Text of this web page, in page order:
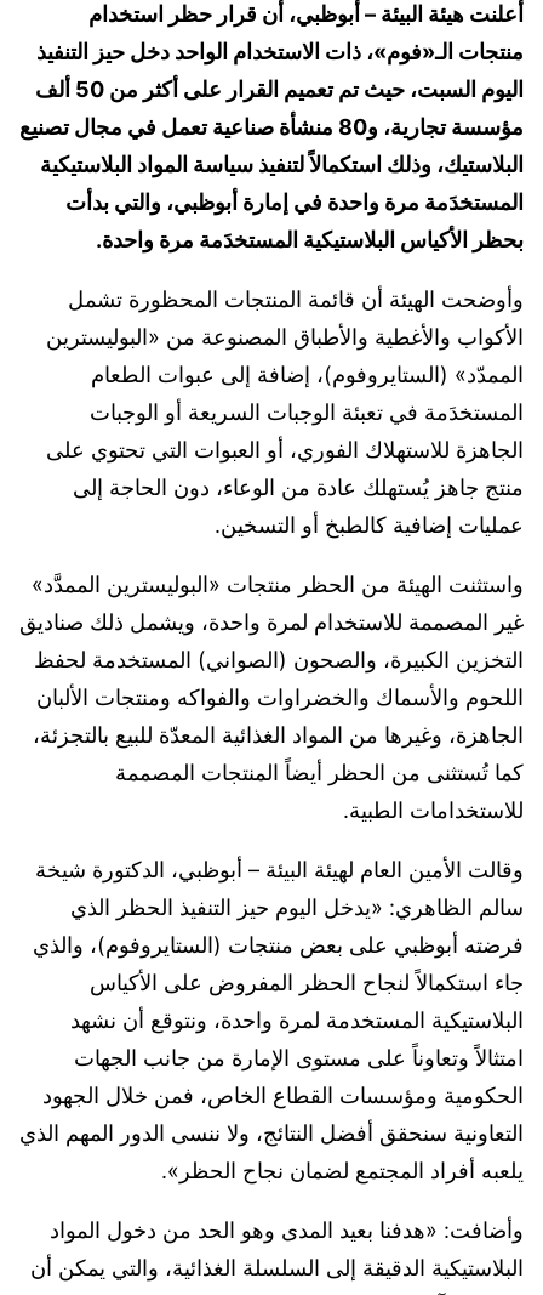
أعلنت هيئة البيئة – أبوظبي، أن قرار حظر استخدام
منتجات الـ«فوم»، ذات الاستخدام الواحد دخل حيز التنفيذ
اليوم السبت، حيث تم تعميم القرار على أكثر من 50 ألف
مؤسسة تجارية، و80 منشأة صناعية تعمل في مجال تصنيع
البلاستيك، وذلك استكمالاً لتنفيذ سياسة المواد البلاستيكية
المستخدَمة مرة واحدة في إمارة أبوظبي، والتي بدأت
بحظر الأكياس البلاستيكية المستخدَمة مرة واحدة.
وأوضحت الهيئة أن قائمة المنتجات المحظورة تشمل
الأكواب والأغطية والأطباق المصنوعة من «البوليسترين
الممدّد» (الستايروفوم)، إضافة إلى عبوات الطعام
المستخدَمة في تعبئة الوجبات السريعة أو الوجبات
الجاهزة للاستهلاك الفوري، أو العبوات التي تحتوي على
منتج جاهز يُستهلك عادة من الوعاء، دون الحاجة إلى
عمليات إضافية كالطبخ أو التسخين.
واستثنت الهيئة من الحظر منتجات «البوليسترين الممدَّد»
غير المصممة للاستخدام لمرة واحدة، ويشمل ذلك صناديق
التخزين الكبيرة، والصحون (الصواني) المستخدمة لحفظ
اللحوم والأسماك والخضراوات والفواكه ومنتجات الألبان
الجاهزة، وغيرها من المواد الغذائية المعدّة للبيع بالتجزئة،
كما تُستثنى من الحظر أيضاً المنتجات المصممة
للاستخدامات الطبية.
وقالت الأمين العام لهيئة البيئة – أبوظبي، الدكتورة شيخة
سالم الظاهري: «يدخل اليوم حيز التنفيذ الحظر الذي
فرضته أبوظبي على بعض منتجات (الستايروفوم)، والذي
جاء استكمالاً لنجاح الحظر المفروض على الأكياس
البلاستيكية المستخدمة لمرة واحدة، ونتوقع أن نشهد
امتثالاً وتعاوناً على مستوى الإمارة من جانب الجهات
الحكومية ومؤسسات القطاع الخاص، فمن خلال الجهود
التعاونية سنحقق أفضل النتائج، ولا ننسى الدور المهم الذي
يلعبه أفراد المجتمع لضمان نجاح الحظر».
وأضافت: «هدفنا بعيد المدى وهو الحد من دخول المواد
البلاستيكية الدقيقة إلى السلسلة الغذائية، والتي يمكن أن